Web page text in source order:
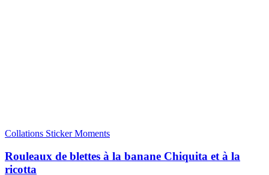
Collations Sticker Moments
Rouleaux de blettes à la banane Chiquita et à la
ricotta